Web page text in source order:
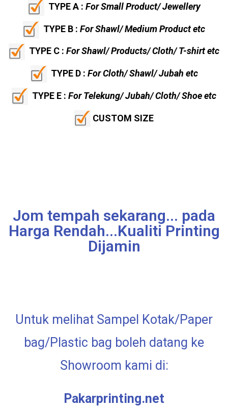
TYPE A : For Small Product/ Jewellery
TYPE B : For Shawl/ Medium Product etc
TYPE C : For Shawl/ Products/ Cloth/ T-shirt etc
TYPE D : For Cloth/ Shawl/ Jubah etc
TYPE E : For Telekung/ Jubah/ Cloth/ Shoe etc
CUSTOM SIZE
Jom tempah sekarang... pada
Harga Rendah...Kualiti Printing
Dijamin
Untuk melihat Sampel Kotak/Paper
bag/Plastic bag boleh datang ke
Showroom kami di:
Pakarprinting.net